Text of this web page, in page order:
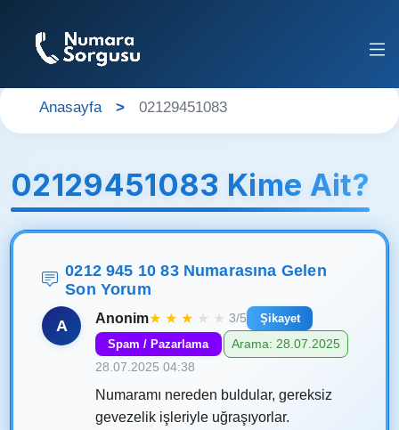
Anasayfa 02129451083
02129451083 Kime Ait?
0212 945 10 83 Numarasına Gelen
Son Yorum
A Anonim★ ★ ★ ★ ★ 3/5
Şikayet
Spam / Pazarlama
Arama: 28.07.2025
28.07.2025 04:38
Numaramı nereden buldular, gereksiz
gevezelik işleriyle uğraşıyorlar.